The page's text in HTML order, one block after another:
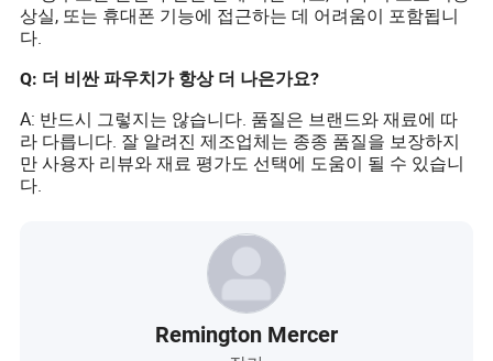
상실, 또는 휴대폰 기능에 접근하는 데 어려움이 포함됩니
다.
Q: 더 비싼 파우치가 항상 더 나은가요?
A: 반드시 그렇지는 않습니다. 품질은 브랜드와 재료에 따
라 다릅니다. 잘 알려진 제조업체는 종종 품질을 보장하지
만 사용자 리뷰와 재료 평가도 선택에 도움이 될 수 있습니
다.
Remington Mercer